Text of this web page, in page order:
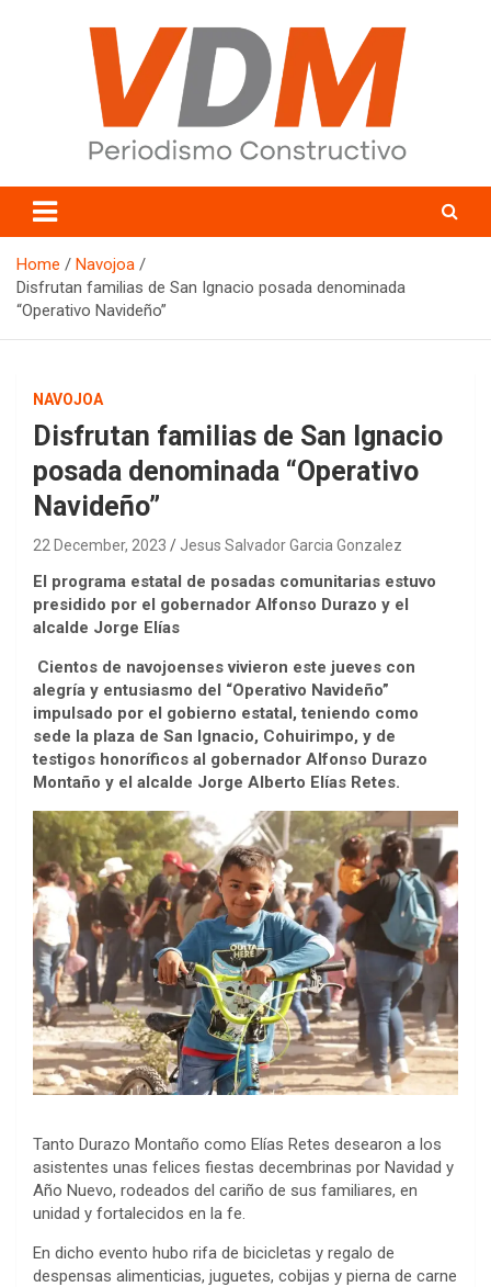
valledelmayo.com
Home
Navojoa
Disfrutan familias de San Ignacio posada denominada
“Operativo Navideño”
NAVOJOA
Disfrutan familias de San Ignacio
posada denominada “Operativo
Navideño”
22 December, 2023 Jesus Salvador Garcia Gonzalez
El programa estatal de posadas comunitarias estuvo
presidido por el gobernador Alfonso Durazo y el
alcalde Jorge Elías
Cientos de navojoenses vivieron este jueves con
alegría y entusiasmo del “Operativo Navideño”
impulsado por el gobierno estatal, teniendo como
sede la plaza de San Ignacio, Cohuirimpo, y de
testigos honoríficos al gobernador Alfonso Durazo
Montaño y el alcalde Jorge Alberto Elías Retes.
Tanto Durazo Montaño como Elías Retes desearon a los
asistentes unas felices fiestas decembrinas por Navidad y
Año Nuevo, rodeados del cariño de sus familiares, en
unidad y fortalecidos en la fe.
En dicho evento hubo rifa de bicicletas y regalo de
despensas alimenticias, juguetes, cobijas y pierna de carne